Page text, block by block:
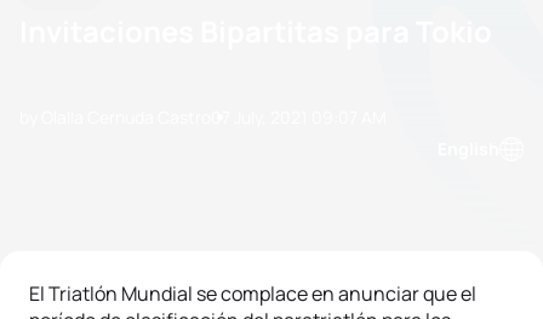
El Triatlón Mundial se complace en anunciar que el